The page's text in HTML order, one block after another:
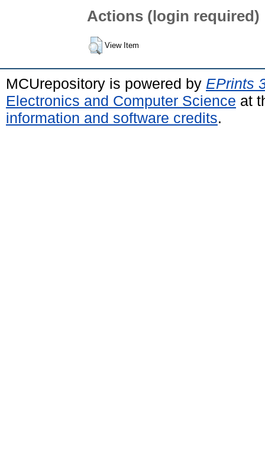
Actions (login required)
View Item
MCUrepository is powered by EPrints
Electronics and Computer Science at
information and software credits.